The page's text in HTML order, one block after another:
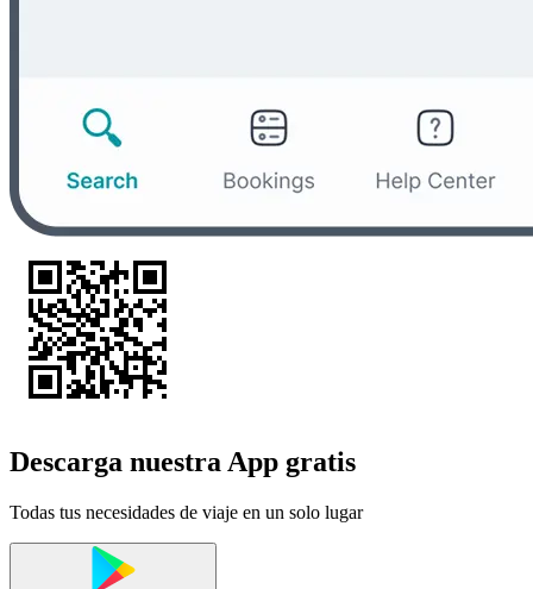
Descarga nuestra App gratis
Todas tus necesidades de viaje en un solo lugar